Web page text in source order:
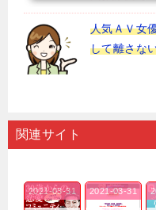
人気ＡＶ女
して離さな
関連サイト
2021-03-31 2021-03-31